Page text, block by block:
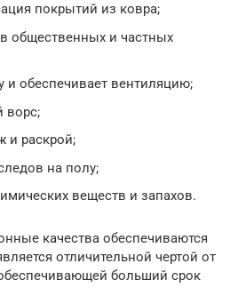
покрытий из ковра;
в общественных и частных
и обеспечивает вентиляцию;
ворс;
и раскрой;
на полу;
веществ и запахов.
качества обеспечиваются
отличительной чертой от
больший срок